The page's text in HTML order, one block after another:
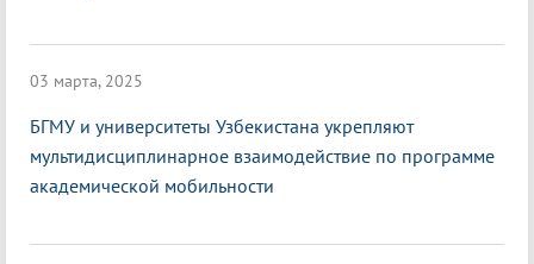
03 марта, 2025
БГМУ и университеты Узбекистана укрепляют
мультидисциплинарное взаимодействие по программе
академической мобильности